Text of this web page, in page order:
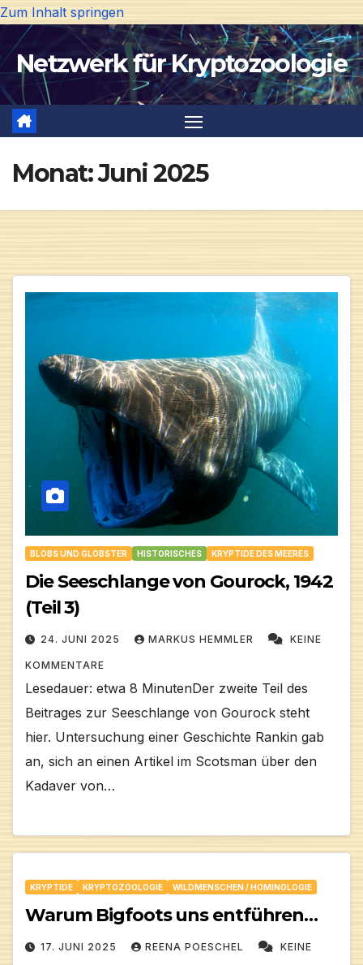
Zum Inhalt springen
Netzwerk für Kryptozoologie
Monat:Juni 2025
BLOBS UND GLOBSTER HISTORISCHES KRYPTIDE DES MEERES
Die Seeschlange von Gourock, 1942
(Teil 3)
24. JUNI 2025 MARKUS HEMMLER KEINE
KOMMENTARE
Lesedauer: etwa 8 MinutenDer zweite Teil des
Beitrages zur Seeschlange von Gourock steht
hier. Untersuchung einer Geschichte Rankin gab
an, sich an einen Artikel im Scotsman über den
Kadaver von…
KRYPTIDE KRYPTOZOOLOGIE WILDMENSCHEN / HOMINOLOGIE
Warum Bigfoots uns entführen…
17. JUNI 2025 REENA POESCHEL KEINE